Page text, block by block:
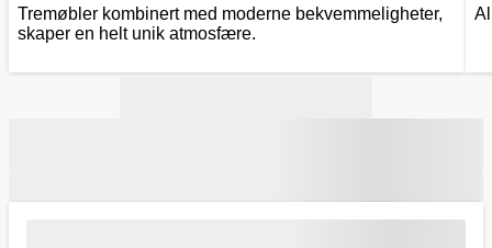
Tremøbler kombinert med moderne bekvemmeligheter,
skaper en helt unik atmosfære.